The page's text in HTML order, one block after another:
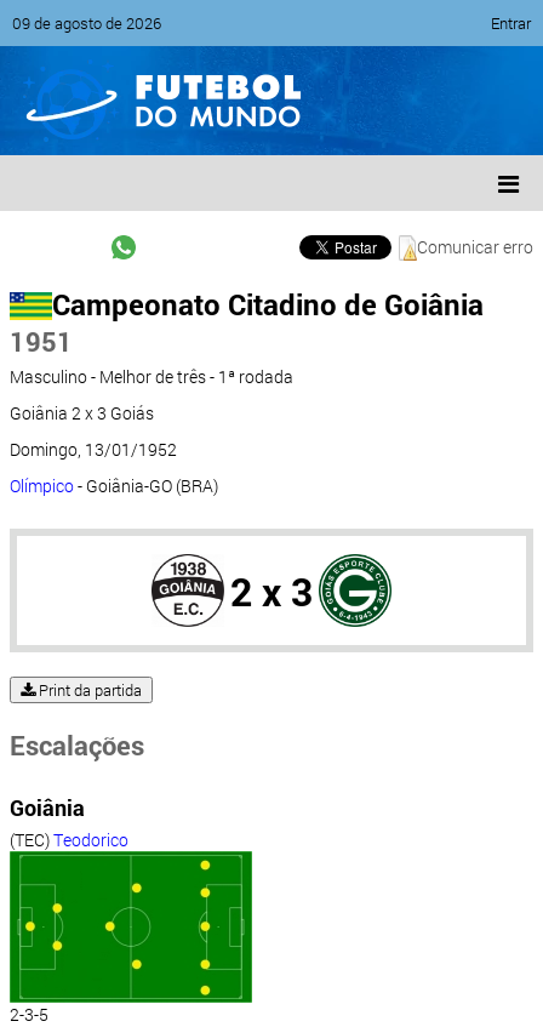
09 de agosto de 2026 Entrar
Comunicar erro
Campeonato Citadino de Goiânia
1951
Masculino - Melhor de três - 1ª rodada
Goiânia 2 x 3 Goiás
Domingo, 13/01/1952
Olímpico- Goiânia-GO (BRA)
2 x 3
Print da partida
Escalações
Goiânia
(TEC)Teodorico
2-3-5